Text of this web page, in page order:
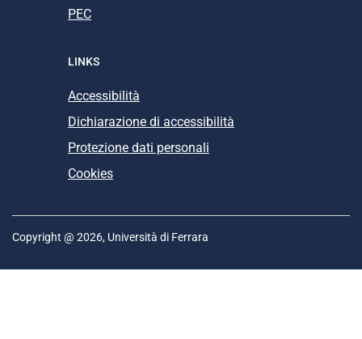
PEC
LINKS
Accessibilità
Dichiarazione di accessibilità
Protezione dati personali
Cookies
Copyright @ 2026, Università di Ferrara